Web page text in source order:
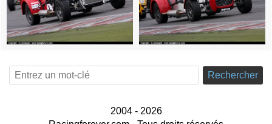
Rechercher
2004 - 2026